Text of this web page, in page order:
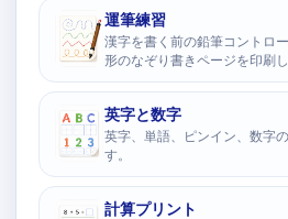
運筆練習
漢字を書く前の鉛筆コントロ
形のなぞり書きページを印刷し
英字と数字
英字、単語、ピンイン、数字
す。
計算プリント